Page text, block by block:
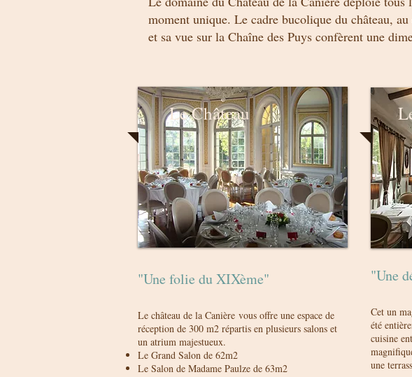
moment unique. Le cadre bucolique du château,
et sa vue sur la Chaîne des Puys confèrent une
Le Château
"Une folie du XIXème"
Le château de la Canière vous offre une espace de
réception de 300 m2 répartis en plusieurs salons et
un atrium majestueux.
Le Grand Salon de 62m2
Le Salon de Madame Paulze de 63m2
"Une
Cet un
été
cuisine
une